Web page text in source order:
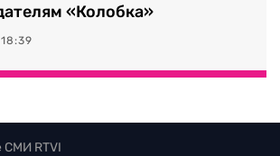
«Колобка»
RTVI